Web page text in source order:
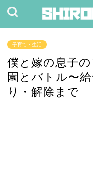
子育て・生活
僕と嫁の息子
園とバトル〜
り・解除まで